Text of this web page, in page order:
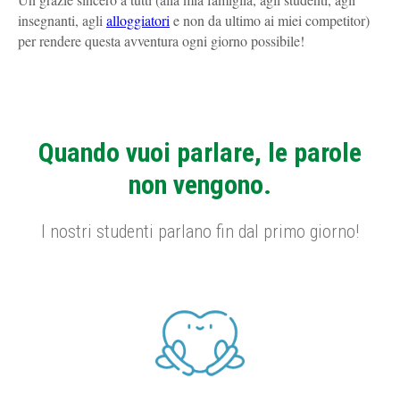
insegnanti, agli alloggiatori e non da ultimo ai miei competitor)
per rendere questa avventura ogni giorno possibile!
Quando vuoi parlare, le parole
non vengono.
I nostri studenti parlano fin dal primo giorno!